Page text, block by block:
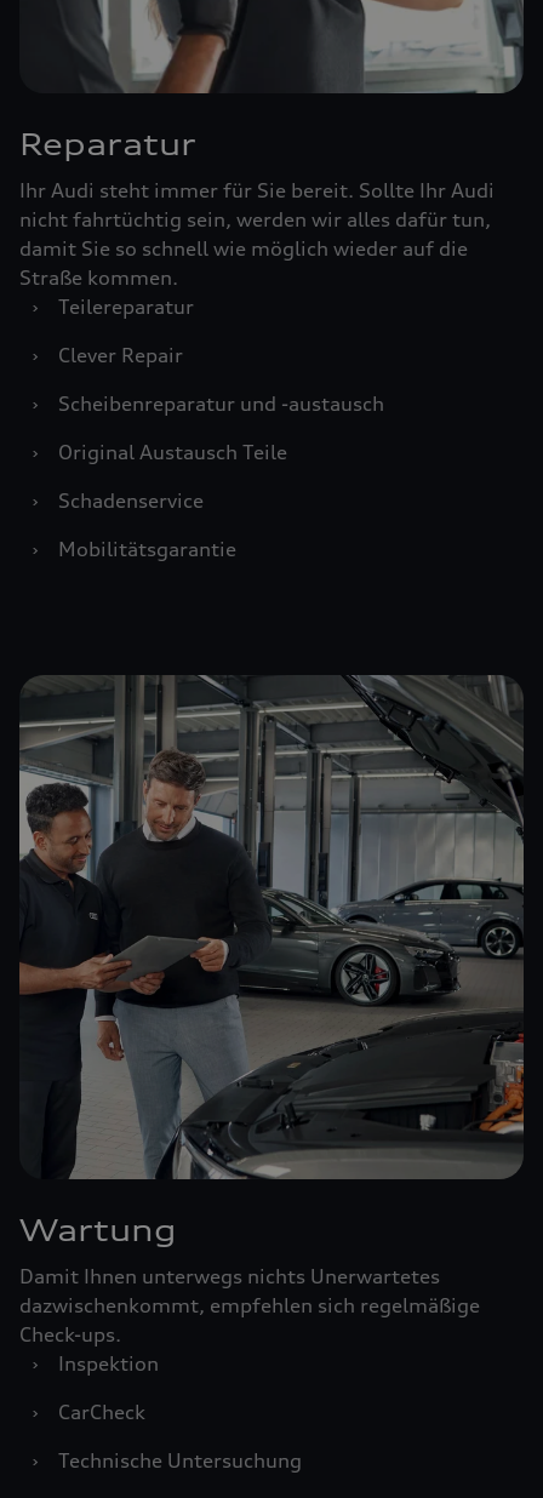
Reparatur
Ihr Audi steht immer für Sie bereit. Sollte Ihr Audi
nicht fahrtüchtig sein, werden wir alles dafür tun,
damit Sie so schnell wie möglich wieder auf die
Straße kommen.
›
Teilereparatur
›
Clever Repair
›
Scheibenreparatur und -austausch
›
Original Austausch Teile
›
Schadenservice
›
Mobilitätsgarantie
Wartung
Damit Ihnen unterwegs nichts Unerwartetes
dazwischenkommt, empfehlen sich regelmäßige
Check-ups.
›
Inspektion
›
CarCheck
›
Technische Untersuchung